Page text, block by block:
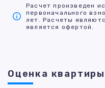
Расчет произведен
первоначального
лет. Расчеты
является офертой.
Оценка квартиры